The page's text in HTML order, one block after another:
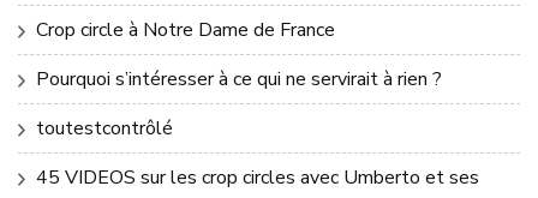
Crop circle à Notre Dame de France
Pourquoi s’intéresser à ce qui ne servirait à rien ?
toutestcontrôlé
45 VIDEOS sur les crop circles avec Umberto et ses